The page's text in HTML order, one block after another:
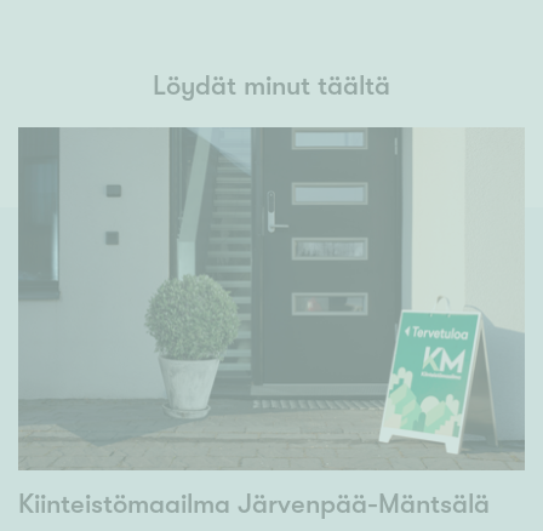
Löydät minut täältä
Kiinteistömaailma Järvenpää-Mäntsälä